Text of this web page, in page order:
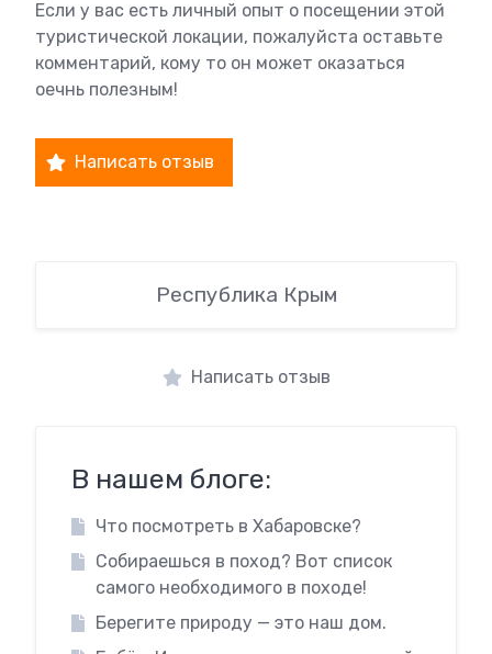
Если у вас есть личный опыт о посещении этой
туристической локации, пожалуйста оставьте
комментарий, кому то он может оказаться
оечнь полезным!
Написать отзыв
Республика Крым
Написать отзыв
В нашем блоге:
Что посмотреть в Хабаровске?
Собираешься в поход? Вот список
самого необходимого в походе!
Берегите природу — это наш дом.